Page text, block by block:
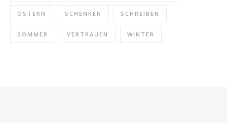
OSTERN SCHENKEN SCHREIBEN
SOMMER VERTRAUEN WINTER